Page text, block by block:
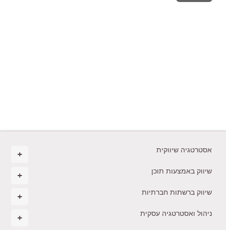
אסטרטגיה שיווקית
שיווק באמצעות תוכן
שיווק ברשתות חברתיות
ניהול ואסטרטגיה עסקית